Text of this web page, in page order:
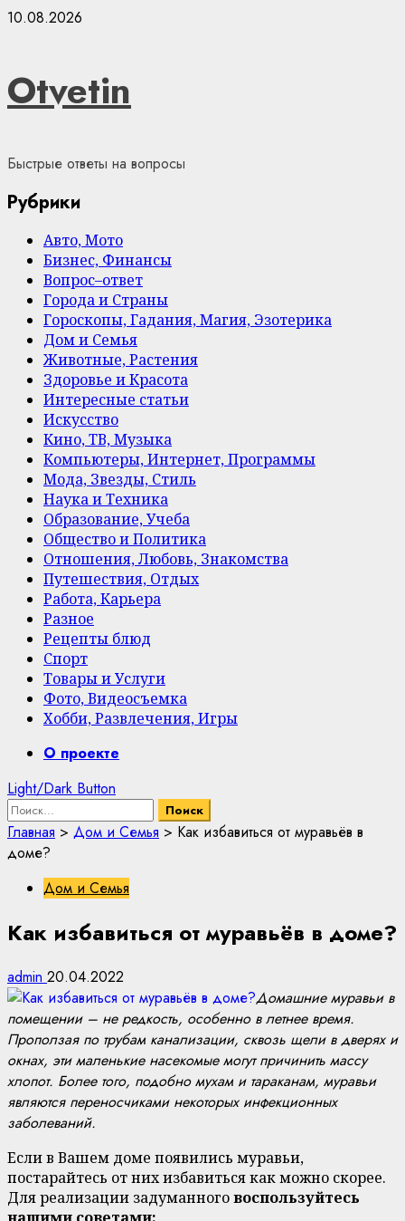
Skip
10.08.2026
Otvetin
Быстрые ответы на вопросы
Рубрики
Авто, Мото
Бизнес, Финансы
Вопрос–ответ
Города и Страны
Гороскопы, Гадания, Магия, Эзотерика
Дом и Семья
Животные, Растения
Здоровье и Красота
Интересные статьи
Искусство
Кино, ТВ, Музыка
Компьютеры, Интернет, Программы
Мода, Звезды, Стиль
Наука и Техника
Образование, Учеба
Общество и Политика
Отношения, Любовь, Знакомства
Путешествия, Отдых
Работа, Карьера
Разное
Рецепты блюд
Спорт
Товары и Услуги
Фото, Видеосъемка
Хобби, Развлечения, Игры
PrimaryО проекте
Light/Dark Button
Найти:
Главная > Дом и Семья > Как избавиться от муравьёв в
доме?
Дом и Семья
Как избавиться от муравьёв в доме?
admin 20.04.2022
Домашние муравьи в
помещении – не редкость, особенно в летнее время.
Проползая по трубам канализации, сквозь щели в дверях и
окнах, эти маленькие насекомые могут причинить массу
хлопот. Более того, подобно мухам и тараканам, муравьи
являются переносчиками некоторых инфекционных
заболеваний.
Если в Вашем доме появились муравьи,
постарайтесь от них избавиться как можно скорее.
Для реализации задуманноговоспользуйтесь